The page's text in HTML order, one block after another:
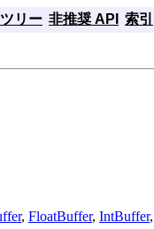
リー 非推奨 API 索引
, FloatBuffer, IntBuffer,